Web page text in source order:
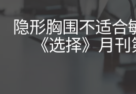
隐形胸围不适合
《选择》月